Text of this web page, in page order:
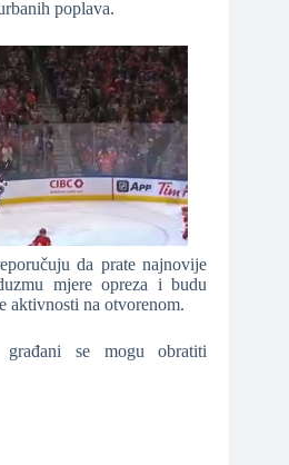
poplava.
da prate najnovije
mjere opreza i budu
aktivnosti na otvorenom.
se mogu obratiti